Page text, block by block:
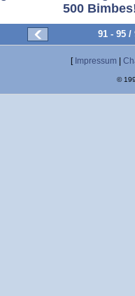
500
91 - 95
[ Impressum
©